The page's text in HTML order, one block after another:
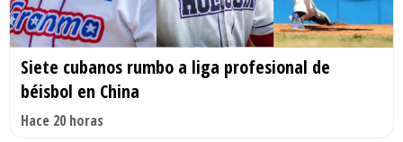
Siete cubanos rumbo a liga profesional de
béisbol en China
Hace 20 horas